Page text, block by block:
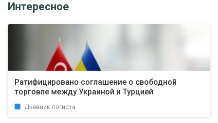
Интересное
Ратифицировано соглашение о свободной
торговле между Украиной и Турцией
Дневник логиста